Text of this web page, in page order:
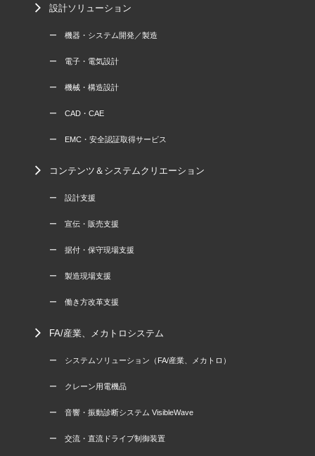
設計ソリューション
ー 機器・システム開発／製造
ー 電子・電気設計
ー 機械・構造設計
ー CAD・CAE
ー EMC・安全認証取得サービス
コンテンツ＆システムクリエーション
ー 設計支援
ー 宣伝・販売支援
ー 据付・保守現場支援
ー 製造現場支援
ー 働き方改革支援
FA/産業、メカトロシステム
ー システムソリューション（FA/産業、メカトロ）
ー クレーン用電機品
ー 音響・振動診断システム VisibleWave
ー 交流・直流ドライブ制御装置